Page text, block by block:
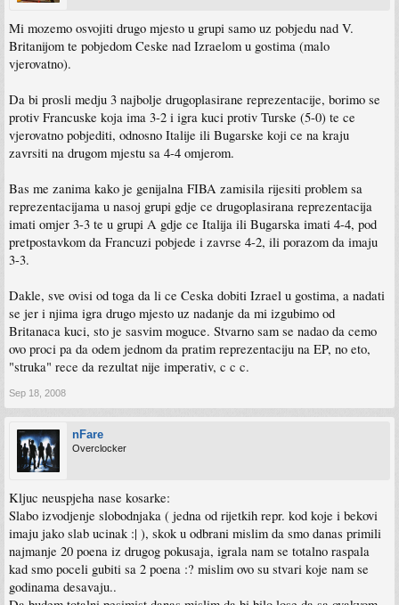
Mi mozemo osvojiti drugo mjesto u grupi samo uz pobjedu nad V.
Britanijom te pobjedom Ceske nad Izraelom u gostima (malo
vjerovatno).
Da bi prosli medju 3 najbolje drugoplasirane reprezentacije, borimo se
protiv Francuske koja ima 3-2 i igra kuci protiv Turske (5-0) te ce
vjerovatno pobjediti, odnosno Italije ili Bugarske koji ce na kraju
zavrsiti na drugom mjestu sa 4-4 omjerom.
Bas me zanima kako je genijalna FIBA zamisila rijesiti problem sa
reprezentacijama u nasoj grupi gdje ce drugoplasirana reprezentacija
imati omjer 3-3 te u grupi A gdje ce Italija ili Bugarska imati 4-4, pod
pretpostavkom da Francuzi pobjede i zavrse 4-2, ili porazom da imaju
3-3.
Dakle, sve ovisi od toga da li ce Ceska dobiti Izrael u gostima, a nadati
se jer i njima igra drugo mjesto uz nadanje da mi izgubimo od
Britanaca kuci, sto je sasvim moguce. Stvarno sam se nadao da cemo
ovo proci pa da odem jednom da pratim reprezentaciju na EP, no eto,
"struka" rece da rezultat nije imperativ, c c c.
Sep 18, 2008
nFare
Overclocker
Kljuc neuspjeha nase kosarke:
Slabo izvodjenje slobodnjaka ( jedna od rijetkih repr. kod koje i bekovi
imaju jako slab ucinak :| ), skok u odbrani mislim da smo danas primili
najmanje 20 poena iz drugog pokusaja, igrala nam se totalno raspala
kad smo poceli gubiti sa 2 poena :? mislim ovo su stvari koje nam se
godinama desavaju..